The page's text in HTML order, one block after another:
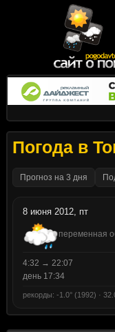
Погода в
Прогноз на 3 дня
8 июня 2012, пт
переменная
4:32 → 22:07
день 17:34
рекорды: -1.0° (1992) ·